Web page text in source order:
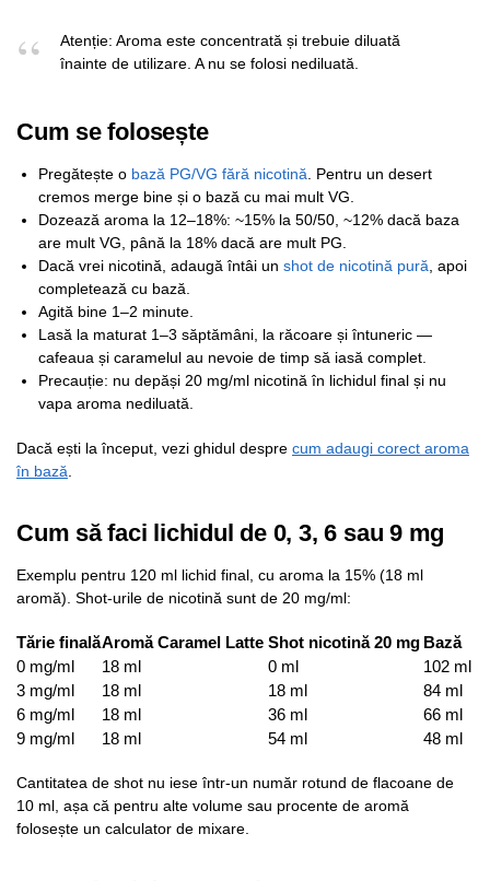
Atenție: Aroma este concentrată și trebuie diluată
înainte de utilizare. A nu se folosi nediluată.
Cum se folosește
Pregătește o bază PG/VG fără nicotină. Pentru un desert
cremos merge bine și o bază cu mai mult VG.
Dozează aroma la 12–18%: ~15% la 50/50, ~12% dacă baza
are mult VG, până la 18% dacă are mult PG.
Dacă vrei nicotină, adaugă întâi un shot de nicotină pură, apoi
completează cu bază.
Agită bine 1–2 minute.
Lasă la maturat 1–3 săptămâni, la răcoare și întuneric —
cafeaua și caramelul au nevoie de timp să iasă complet.
Precauție: nu depăși 20 mg/ml nicotină în lichidul final și nu
vapa aroma nediluată.
Dacă ești la început, vezi ghidul despre cum adaugi corect aroma
în bază
Cum să faci lichidul de 0, 3, 6 sau 9 mg
Exemplu pentru 120 ml lichid final, cu aroma la 15% (18 ml
aromă). Shot-urile de nicotină sunt de 20 mg/ml:
Tărie finalăAromă Caramel Latte Shot nicotină 20 mg Bază
0 mg/ml
18 ml 0 ml
102 ml
3 mg/ml
18 ml 18 ml
84 ml
6 mg/ml
18 ml 36 ml
66 ml
9 mg/ml
18 ml 54 ml 48 ml
Cantitatea de shot nu iese într-un număr rotund de flacoane de
10 ml, așa că pentru alte volume sau procente de aromă
folosește un calculator de mixare.